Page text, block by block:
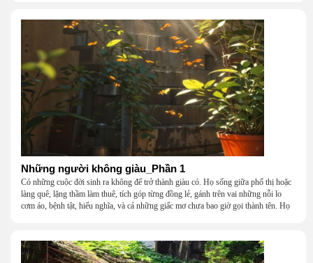
Những người không giàu_Phần 1
Có những cuộc đời sinh ra không để trở thành giàu có. Họ sống giữa phố thị hoặc
làng quê, lặng thầm làm thuê, tích góp từng đồng lẻ, gánh trên vai những nỗi lo
cơm áo, bệnh tật, hiếu nghĩa, và cả những giấc mơ chưa bao giờ gọi thành tên. Họ
một mái nhà bằng lòng thương, bằng sự nhẫn nại và một niềm tin cũ kỹ rằng: dẫu
nghèo đến đâu, cũng còn có nhau để quay về.